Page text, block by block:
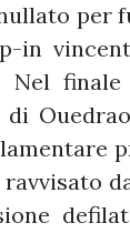
per
in
Nel
di
ravvisato